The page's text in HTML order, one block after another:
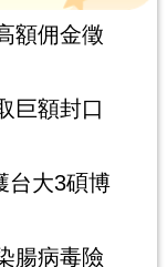
額佣金徵
巨額封口
台大3碩博
腸病毒險